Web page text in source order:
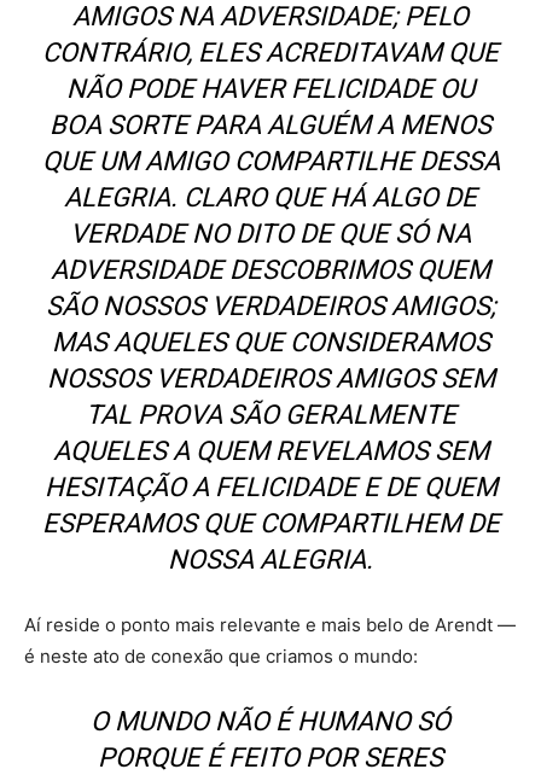
AMIGOS NA ADVERSIDADE; PELO
CONTRÁRIO, ELES ACREDITAVAM QUE
NÃO PODE HAVER FELICIDADE OU
BOA SORTE PARA ALGUÉM A MENOS
QUE UM AMIGO COMPARTILHE DESSA
ALEGRIA. CLARO QUE HÁ ALGO DE
VERDADE NO DITO DE QUE SÓ NA
ADVERSIDADE DESCOBRIMOS QUEM
SÃO NOSSOS VERDADEIROS AMIGOS;
MAS AQUELES QUE CONSIDERAMOS
NOSSOS VERDADEIROS AMIGOS SEM
TAL PROVA SÃO GERALMENTE
AQUELES A QUEM REVELAMOS SEM
HESITAÇÃO A FELICIDADE E DE QUEM
ESPERAMOS QUE COMPARTILHEM DE
NOSSA ALEGRIA.
Aí reside o ponto mais relevante e mais belo de Arendt —
é neste ato de conexão que criamos o mundo:
O MUNDO NÃO É HUMANO SÓ
PORQUE É FEITO POR SERES